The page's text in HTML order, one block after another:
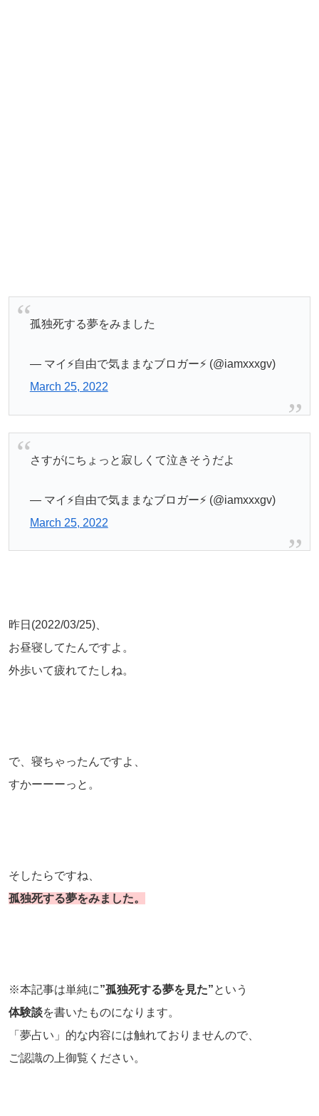
孤独死する夢をみました
— マイ⚡️自由で気ままなブロガー⚡️ (@iamxxxgv)
March 25, 2022
さすがにちょっと寂しくて泣きそうだよ
— マイ⚡️自由で気ままなブロガー⚡️ (@iamxxxgv)
March 25, 2022
昨日(2022/03/25)、
お昼寝してたんですよ。
外歩いて疲れてたしね。
で、寝ちゃったんですよ、
すかーーーっと。
そしたらですね、
孤独死する夢をみました。
※本記事は単純に”孤独死する夢を見た”という
体験談を書いたものになります。
「夢占い」的な内容には触れておりませんので、
ご認識の上御覧ください。